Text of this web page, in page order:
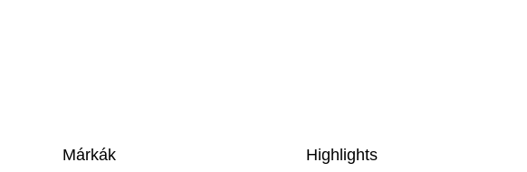
Márkák Highlights